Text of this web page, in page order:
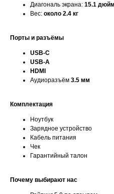
Диагональ экрана: 15.1
Вес: около 2.4 кг
Порты и разъёмы
USB-C
USB-A
HDMI
Аудиоразъём 3.5 мм
Комплектация
Ноутбук
Зарядное устройство
Кабель питания
Чек
Гарантийный талон
Почему выбирают нас